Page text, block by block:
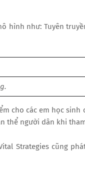
hình như: Tuyên
cho các em học sinh
thể người dân khi
Strategies cũng